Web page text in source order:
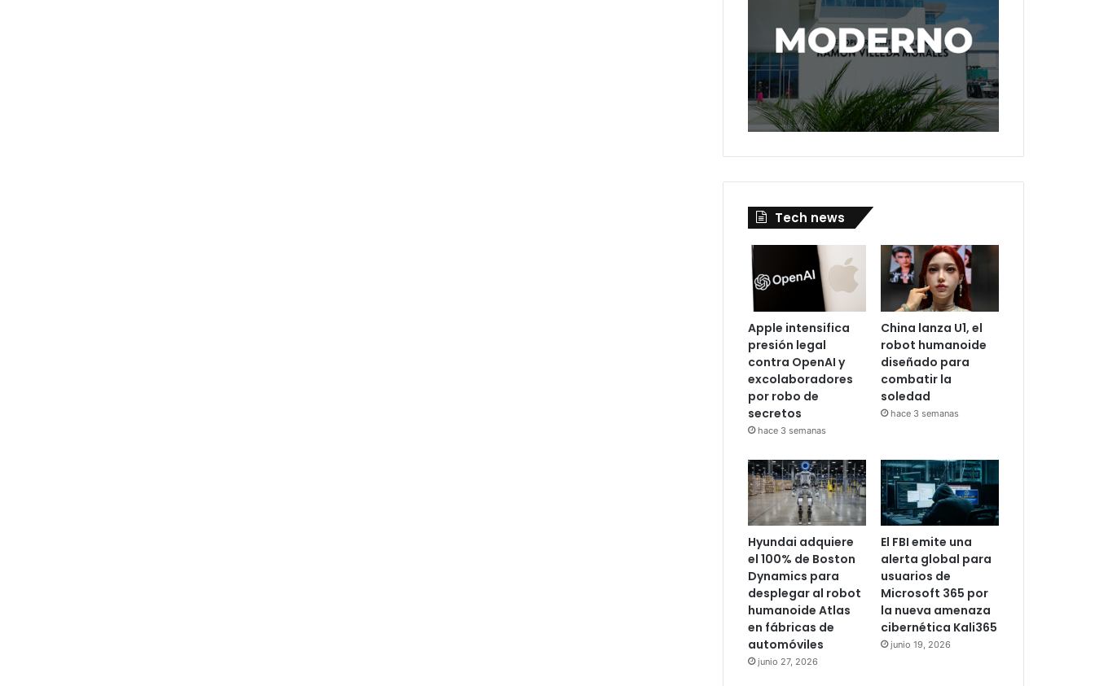
Tech news
Apple intensifica
presión legal
contra OpenAI y
excolaboradores
por robo de
secretos
hace 3 semanas
China lanza U1, el
robot humanoide
diseñado para
combatir la
soledad
hace 3 semanas
Hyundai adquiere
el 100% de Boston
Dynamics para
desplegar al robot
humanoide Atlas
en fábricas de
automóviles
junio 27, 2026
El FBI emite una
alerta global para
usuarios de
Microsoft 365 por
la nueva amenaza
cibernética Kali365
junio 19, 2026